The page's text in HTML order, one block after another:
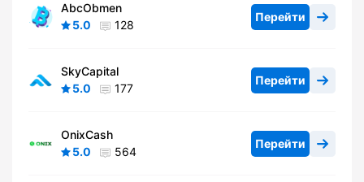
AbcObmen
5.0
128
Перейти
SkyCapital
5.0
177
Перейти
OnixCash
5.0
564
Перейти